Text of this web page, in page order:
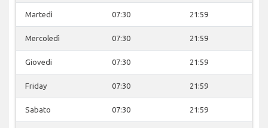
Martedì 07:30 21:59
Mercoledì 07:30 21:59
Giovedi 07:30 21:59
Friday 07:30 21:59
Sabato 07:30 21:59